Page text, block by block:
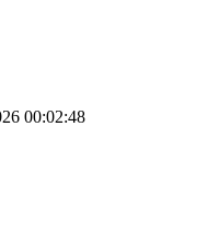
00:02:48